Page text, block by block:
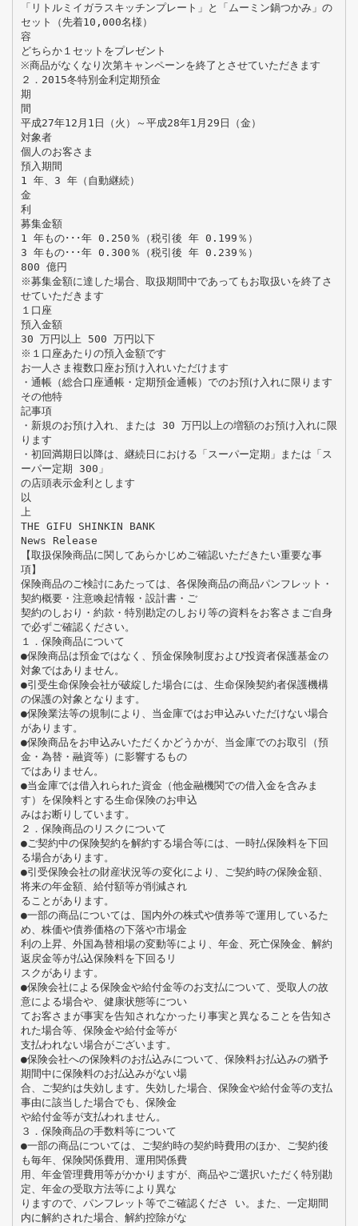
「リトルミイガラスキッチンプレート」と「ムーミン鍋つかみ」の
セット（先着10,000名様）
容
どちらか１セットをプレゼント
※商品がなくなり次第キャンペーンを終了とさせていただきます
２．2015冬特別金利定期預金
期
間
平成27年12月1日（火）～平成28年1月29日（金）
対象者
個人のお客さま
預入期間
1 年、3 年（自動継続）
金
利
募集金額
1 年もの･･･年 0.250％（税引後 年 0.199％）
3 年もの･･･年 0.300％（税引後 年 0.239％）
800 億円
※募集金額に達した場合、取扱期間中であってもお取扱いを終了さ
せていただきます
１口座
預入金額
30 万円以上 500 万円以下
※１口座あたりの預入金額です
お一人さま複数口座お預け入れいただけます
・通帳（総合口座通帳・定期預金通帳）でのお預け入れに限ります
その他特
記事項
・新規のお預け入れ、または 30 万円以上の増額のお預け入れに限
ります
・初回満期日以降は、継続日における「スーパー定期」または「ス
ーパー定期 300」
の店頭表示金利とします
以
上
THE GIFU SHINKIN BANK
News Release
【取扱保険商品に関してあらかじめご確認いただきたい重要な事
項】
保険商品のご検討にあたっては、各保険商品の商品パンフレット・
契約概要・注意喚起情報・設計書・ご
契約のしおり・約款・特別勘定のしおり等の資料をお客さまご自身
で必ずご確認ください。
１．保険商品について
●保険商品は預金ではなく、預金保険制度および投資者保護基金の
対象ではありません。
●引受生命保険会社が破綻した場合には、生命保険契約者保護機構
の保護の対象となります。
●保険業法等の規制により、当金庫ではお申込みいただけない場合
があります。
●保険商品をお申込みいただくかどうかが、当金庫でのお取引（預
金・為替・融資等）に影響するもの
ではありません。
●当金庫では借入れられた資金（他金融機関での借入金を含みま
す）を保険料とする生命保険のお申込
みはお断りしています。
２．保険商品のリスクについて
●ご契約中の保険契約を解約する場合等には、一時払保険料を下回
る場合があります。
●引受保険会社の財産状況等の変化により、ご契約時の保険金額、
将来の年金額、給付額等が削減され
ることがあります。
●一部の商品については、国内外の株式や債券等で運用しているた
め、株価や債券価格の下落や市場金
利の上昇、外国為替相場の変動等により、年金、死亡保険金、解約
返戻金等が払込保険料を下回るリ
スクがあります。
●保険会社による保険金や給付金等のお支払について、受取人の故
意による場合や、健康状態等につい
てお客さまが事実を告知されなかったり事実と異なることを告知さ
れた場合等、保険金や給付金等が
支払われない場合がございます。
●保険会社への保険料のお払込みについて、保険料お払込みの猶予
期間中に保険料のお払込みがない場
合、ご契約は失効します。失効した場合、保険金や給付金等の支払
事由に該当した場合でも、保険金
や給付金等が支払われません。
３．保険商品の手数料等について
●一部の商品については、ご契約時の契約時費用のほか、ご契約後
も毎年、保険関係費用、運用関係費
用、年金管理費用等がかかりますが、商品やご選択いただく特別勘
定、年金の受取方法等により異な
りますので、パンフレット等でご確認くださ い。また、一定期間
内に解約された場合、解約控除がな